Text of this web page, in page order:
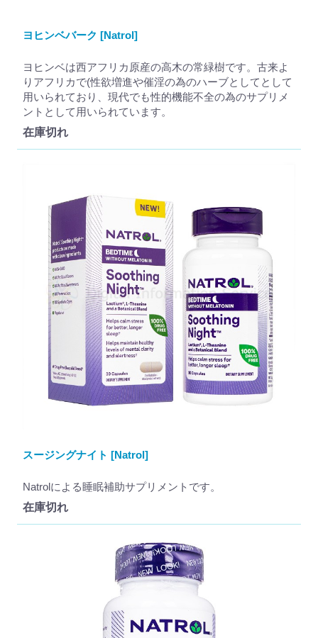
ヨヒンベバーク [Natrol]
ヨヒンベは西アフリカ原産の高木の常緑樹です。古来よ
りアフリカで(性欲増進や催淫の為のハーブとしてとして
用いられており、現代でも性的機能不全の為のサプリメ
ントとして用いられています。
在庫切れ
スージングナイト [Natrol]
Natrolによる睡眠補助サプリメントです。
在庫切れ